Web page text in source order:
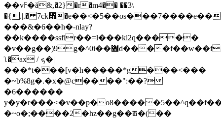
��vߓ�ă&,�2}�r�m4�� ��3\
�{.|.� 7ck׋�e��<�5��os���7����e���q�n�)���6ԍ�b��]
���&�6��h�-nlay?
��k����ssfir��=l���kl2q�����
�v��g��)9g�^0i��܎d����f��w��f[�v���j��xgegѷ�>0#]$zpre���c*�����0[��zgn����d���4@��u��;�vl��
ʅ�aх / ܟ�|
���*t���[v�h�����*g���<���
�~b%8g�.�x�@c����":��?
�6������
y�y�r���<�v��p�
�~o�;����2�hz��g��ꫥ�(��